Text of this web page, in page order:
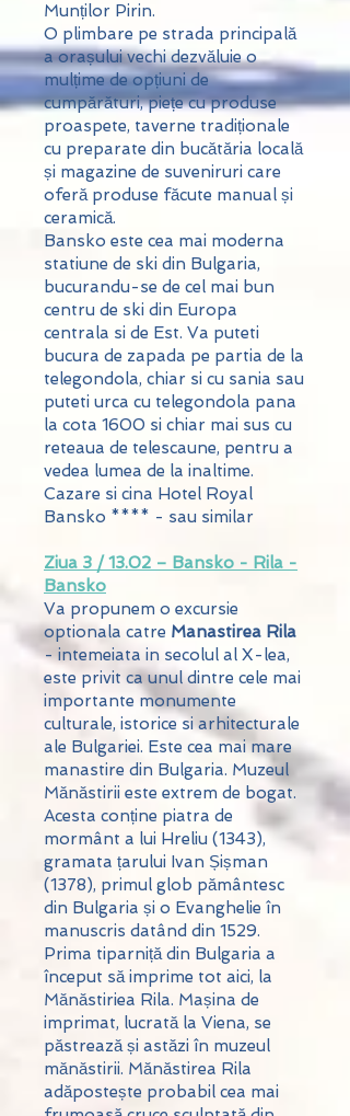
Munților Pirin.
O plimbare pe strada principală
a orașului vechi dezvăluie o
mulțime de opțiuni de
cumpărături, piețe cu produse
proaspete, taverne tradiționale
cu preparate din bucătăria locală
și magazine de suveniruri care
oferă produse făcute manual și
ceramică.
Bansko este cea mai moderna
statiune de ski din Bulgaria,
bucurandu-se de cel mai bun
centru de ski din Europa
centrala si de Est. Va puteti
bucura de zapada pe partia de la
telegondola, chiar si cu sania sau
puteti urca cu telegondola pana
la cota 1600 si chiar mai sus cu
reteaua de telescaune, pentru a
vedea lumea de la inaltime.
Cazare si cina Hotel Royal
Bansko **** - sau similar
Ziua 3 / 13.02 – Bansko - Rila -
Bansko
Va propunem o excursie
optionala catre Manastirea Rila
- intemeiata in secolul al X-lea,
este privit ca unul dintre cele mai
importante monumente
culturale, istorice si arhitecturale
ale Bulgariei. Este cea mai mare
manastire din Bulgaria. Muzeul
Mănăstirii este extrem de bogat.
Acesta conține piatra de
mormânt a lui Hreliu (1343),
gramata țarului Ivan Șișman
(1378), primul glob pământesc
din Bulgaria și o Evanghelie în
manuscris datând din 1529.
Prima tiparniță din Bulgaria a
început să imprime tot aici, la
Mănăstiriea Rila. Mașina de
imprimat, lucrată la Viena, se
păstrează și astăzi în muzeul
mănăstirii. Mănăstirea Rila
adăpostește probabil cea mai